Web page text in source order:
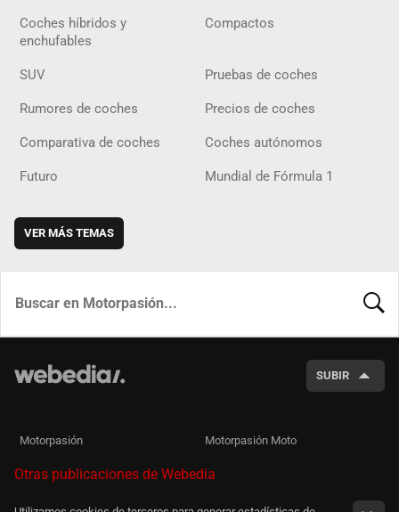
Coches híbridos y
enchufables
Compactos
SUV Pruebas de coches
Rumores de coches Precios de coches
Comparativa de coches Coches autónomos
Futuro Mundial de Fórmula 1
VER MÁS TEMAS
SUBIR
Motorpasión Motorpasión Moto
Otras publicaciones de Webedia